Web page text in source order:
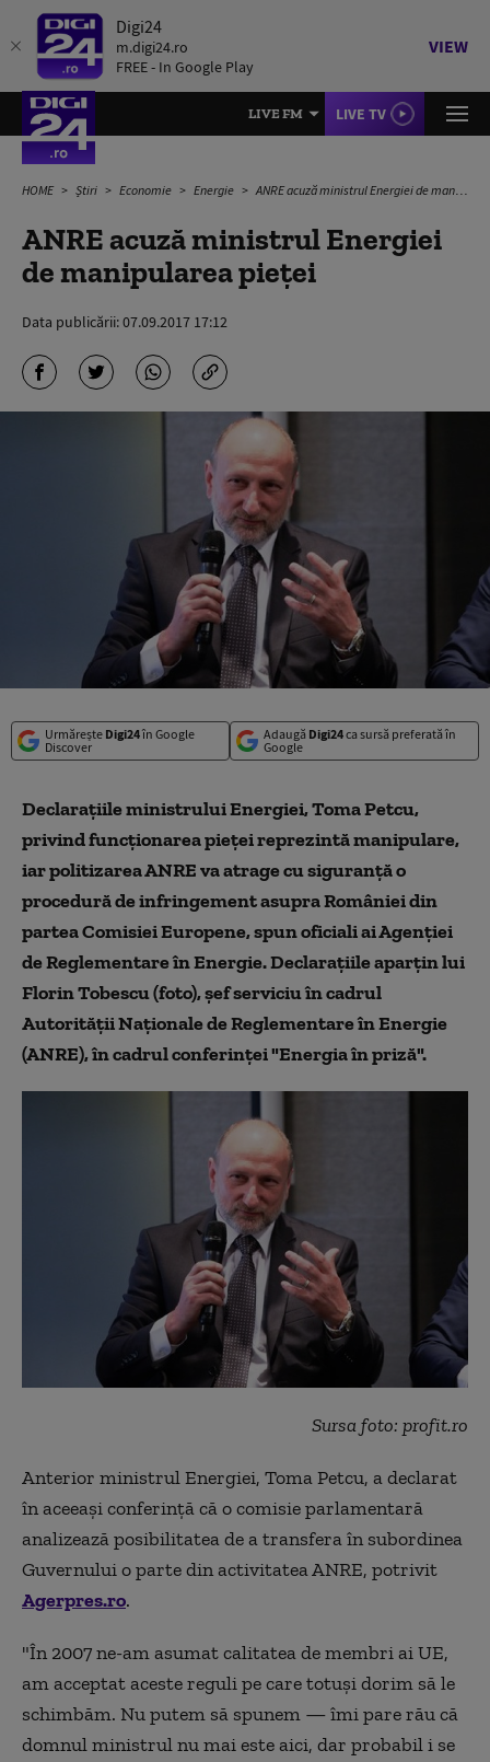
Digi24
m.digi24.ro
FREE - In Google Play
VIEW
LIVE FM LIVE TV
HOME Știri Economie Energie ANRE acuză ministrul Energiei de manipularea pieței
ANRE acuză ministrul Energiei
de manipularea pieței
Data publicării:07.09.2017 17:12
Urmărește Digi24în Google
Discover
Adaugă Digi24ca sursă preferată în
Google
Declarațiile ministrului Energiei, Toma Petcu,
privind funcționarea pieței reprezintă manipulare,
iar politizarea ANRE va atrage cu siguranță o
procedură de infringement asupra României din
partea Comisiei Europene, spun oficiali ai Agenției
de Reglementare în Energie. Declarațiile aparțin lui
Florin Tobescu (foto), șef serviciu în cadrul
Autorității Naționale de Reglementare în Energie
(ANRE), în cadrul conferinței "Energia în priză".
Sursa foto: profit.ro
Anterior ministrul Energiei, Toma Petcu, a declarat
în aceeași conferință că o comisie parlamentară
analizează posibilitatea de a transfera în subordinea
Guvernului o parte din activitatea ANRE, potrivit
Agerpres.ro.
"În 2007 ne-am asumat calitatea de membri ai UE,
am acceptat aceste reguli pe care totuși dorim să le
schimbăm. Nu putem să spunem — îmi pare rău că
domnul ministrul nu mai este aici, dar probabil i se